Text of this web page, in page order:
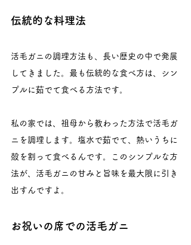
伝統的な料理法
活毛ガニの調理方法も、長い歴史の中で発展
してきました。最も伝統的な食べ方は、シン
プルに茹でて食べる方法です。
私の家では、祖母から教わった方法で活毛ガ
ニを調理します。塩水で茹でて、熱いうちに
殻を割って食べるんです。このシンプルな方
法が、活毛ガニの甘みと旨味を最大限に引き
出すんですよ。
お祝いの席での活毛ガニ